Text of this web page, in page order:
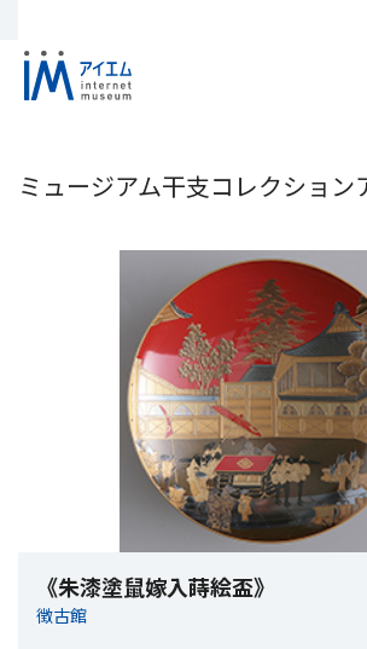
ミュージアム干支コレクション
《朱漆塗鼠嫁入蒔絵盃》
徴古館